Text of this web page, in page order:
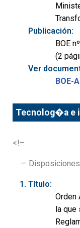
Publicación:
BOE
(2
Ver
BOE-
Tecnolog�a e
<!–
— Disposiciones
Título:
Orden
la